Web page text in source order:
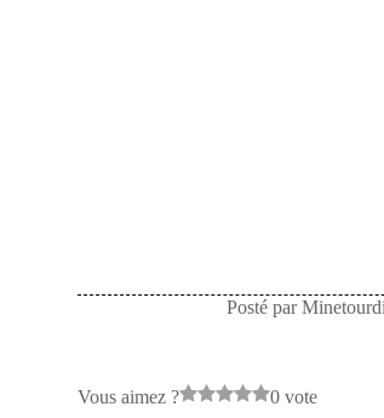
Posté par
Vous aimez ? 0 vote